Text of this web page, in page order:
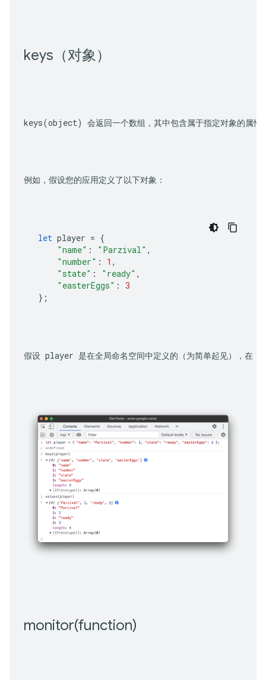
keys（对象）
keys(object) 会返回一个数组，其中包含属于指定对象的属
例如，假设您的应用定义了以下对象：
let player = {
"name" : "Parzival" ,
"number" : 1 ,
"state" : "ready" ,
"easterEggs" : 3
};
假设 player 是在全局命名空间中定义的（为简单起见），在
monitor(function)